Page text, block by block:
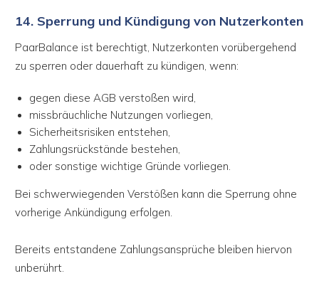
14. Sperrung und Kündigung von Nutzerkonten
PaarBalance ist berechtigt, Nutzerkonten vorübergehend
zu sperren oder dauerhaft zu kündigen, wenn:
gegen diese AGB verstoßen wird,
missbräuchliche Nutzungen vorliegen,
Sicherheitsrisiken entstehen,
Zahlungsrückstände bestehen,
oder sonstige wichtige Gründe vorliegen.
Bei schwerwiegenden Verstößen kann die Sperrung ohne
vorherige Ankündigung erfolgen.
Bereits entstandene Zahlungsansprüche bleiben hiervon
unberührt.